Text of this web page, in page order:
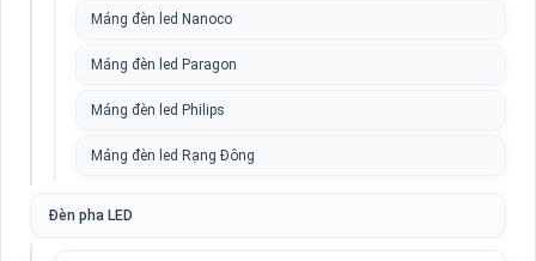
Máng đèn led Nanoco
Máng đèn led Paragon
Máng đèn led Philips
Máng đèn led Rạng Đông
Đèn pha LED